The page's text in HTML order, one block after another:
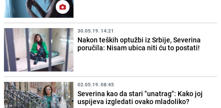
30.05.19. 14:21
Nakon teških optužbi iz Srbije, Severina
poručila: Nisam ubica niti ću to postati!
02.05.19. 08:45
Severina kao da stari "unatrag": Kako joj
uspijeva izgledati ovako mladoliko?